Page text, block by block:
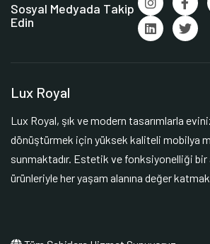
Sosyal Medyada Takip
Edin
Lux Royal
Lux Royal, şık ve modern tasarımlarla
dönüştürmek için yüksek kaliteli mobilya
sunmaktadır. Estetik ve fonksiyonelliği bir
ürünleriyle her yaşam alanına değer